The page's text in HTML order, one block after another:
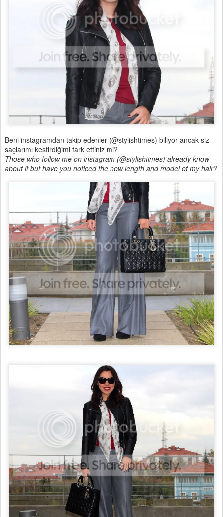
Beni instagramdan takip edenler (@stylishtimes) biliyor ancak siz
saçlarımı kestirdiğimi fark ettiniz mi?
Those who follow me on instagram (@stylishtimes) already know
about it but have you noticed the new length and model of my hair?